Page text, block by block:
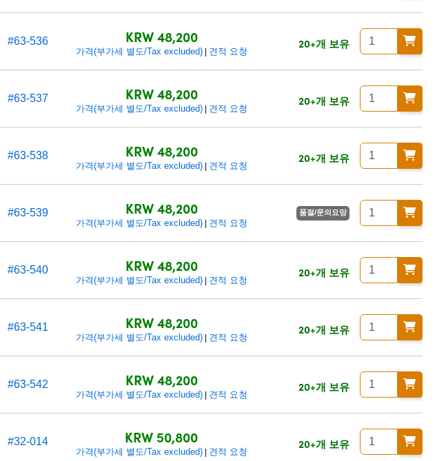
#63-536 KRW 48,200
가격(부가세 별도/Tax excluded)| 견적 요청
20+개 보유
#63-537 KRW 48,200
가격(부가세 별도/Tax excluded)| 견적 요청
20+개 보유
#63-538 KRW 48,200
가격(부가세 별도/Tax excluded)| 견적 요청
20+개 보유
#63-539 KRW 48,200
가격(부가세 별도/Tax excluded)| 견적 요청
품절/문의요망
#63-540 KRW 48,200
가격(부가세 별도/Tax excluded)| 견적 요청
20+개 보유
#63-541 KRW 48,200
가격(부가세 별도/Tax excluded)| 견적 요청
20+개 보유
#63-542 KRW 48,200
가격(부가세 별도/Tax excluded)| 견적 요청
20+개 보유
#32-014 KRW 50,800
가격(부가세 별도/Tax excluded)| 견적 요청
20+개 보유